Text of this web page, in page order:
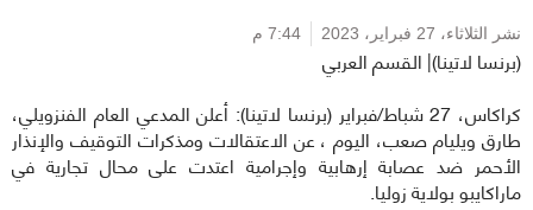
نشر الثلاثاء، 27 فبراير، 2023 7:44 م
(برنسا لاتينا)| القسم العربي
كراكاس، 27 شباط/فبراير (برنسا لاتينا): أعلن المدعي العام الفنزويلي،
طارق ويليام صعب، اليوم ، عن الاعتقالات ومذكرات التوقيف والإنذار
الأحمر ضد عصابة إرهابية وإجرامية اعتدت على محال تجارية في
ماراكايبو بولاية زوليا.